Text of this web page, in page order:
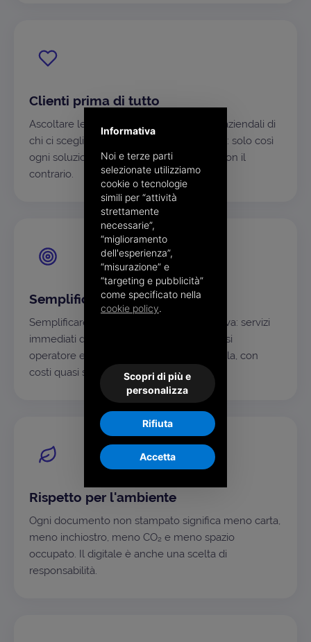
Clienti prima di tutto
Ascoltare le esigenze e capire i processi aziendali di
chi ci sceglie è il nostro punto di partenza: solo così
ogni soluzione si adatta al singolo caso, non il
contrario.
Semplificare, sempre
Semplificare è la nostra ossessione positiva: servizi
immediati da usare, alla portata di qualsiasi
operatore e sostenibili anche su larga scala, con
costi quasi solo variabili.
Rispetto per l'ambiente
Ogni documento non stampato significa meno carta,
meno inchiostro, meno CO₂ e meno spazio
occupato. Il digitale è anche una scelta di
responsabilità.
Informativa
Noi e terze parti
selezionate utilizziamo
cookie o tecnologie
simili per “attività
strettamente
necessarie”,
“miglioramento
dell'esperienza”,
“misurazione” e
“targeting e pubblicità”
come specificato nella
cookie policy.
Scopri di più e
personalizza
Rifiuta
Accetta